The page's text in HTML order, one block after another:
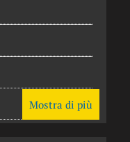
Mostra di più